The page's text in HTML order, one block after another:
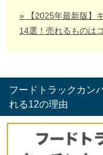
» 【2025年最新版】
14選！売れるものは
フードトラックカン
れる12の理由